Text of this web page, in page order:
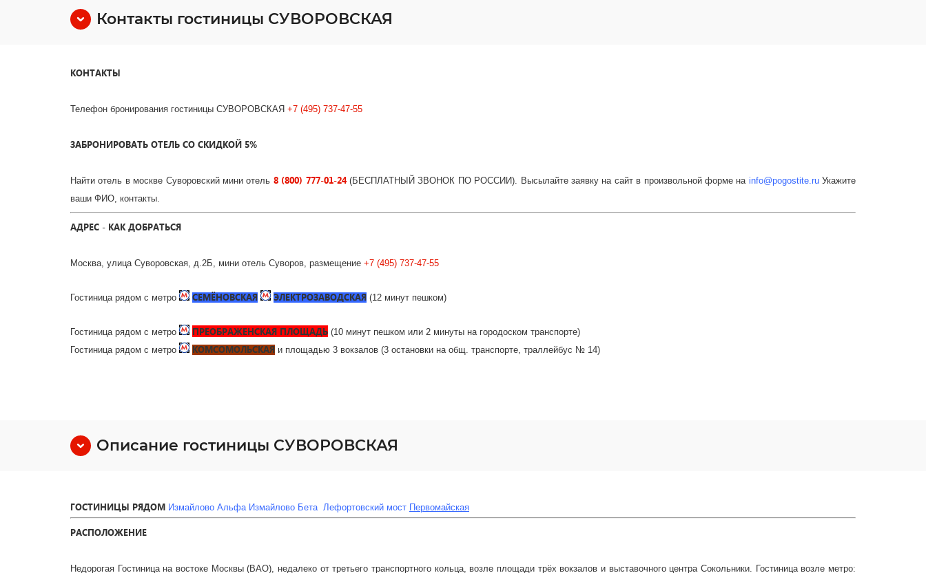
Контакты гостиницы СУВОРОВСКАЯ
КОНТАКТЫ
Телефон бронирования гостиницы СУВОРОВСКАЯ +7 (495) 737-47-55
ЗАБРОНИРОВАТЬ ОТЕЛЬ СО СКИДКОЙ 5%
Найти отель в москве Суворовский мини отель 8 (800) 777-01-24 (БЕСПЛАТНЫЙ ЗВОНОК ПО РОССИИ) . Высылайте заявку на сайт в произвольной форме на info@pogostite.ruУкажите
ваши ФИО, контакты.
АДРЕС - КАК ДОБРАТЬСЯ
Москва, улица Суворовская, д.2Б, мини отель Суворов, размещение +7 (495) 737-47-55
Гостиница рядом с метро СЕМЁНОВСКАЯ ЭЛЕКТРОЗАВОДСКАЯ (12 минут пешком)
Гостиница рядом с метро ПРЕОБРАЖЕНСКАЯ ПЛОЩАДЬ (10 минут пешком или 2 минуты на городоском транспорте)
Гостиница рядом с метро
КОМСОМОЛЬСКАЯ и площадью 3 вокзалов (3 остановки на общ. транспорте, траллейбус № 14)
Описание гостиницы СУВОРОВСКАЯ
ГОСТИНИЦЫ РЯДОМ Измайлово Альфа Измайлово Бета Лефортовский мост Первомайская
РАСПОЛОЖЕНИЕ
Недорогая Гостиница на востоке Москвы (ВАО), недалеко от третьего транспортного кольца, возле площади трёх вокзалов и выставочного центра Сокольники. Гостиница возле метро: